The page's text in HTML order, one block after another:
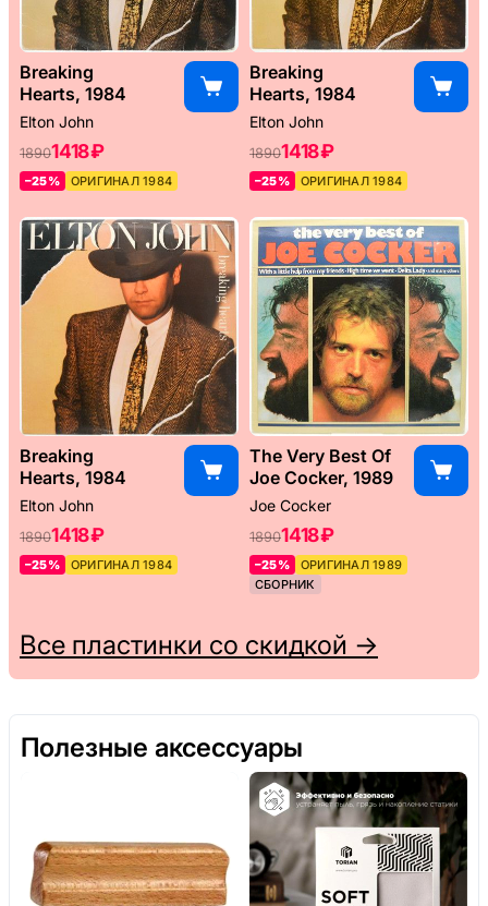
Breaking
Hearts, 1984
Elton John
18901418 ₽
–25% ОРИГИНАЛ 1984
Breaking
Hearts, 1984
Elton John
18901418 ₽
–25% ОРИГИНАЛ 1984
Breaking
Hearts, 1984
Elton John
18901418 ₽
–25% ОРИГИНАЛ 1984
The Very Best Of
Joe Cocker, 1989
Joe Cocker
18901418 ₽
–25%
ОРИГИНАЛ 1989
СБОРНИК
Все пластинки со скидкой →
Полезные аксессуары